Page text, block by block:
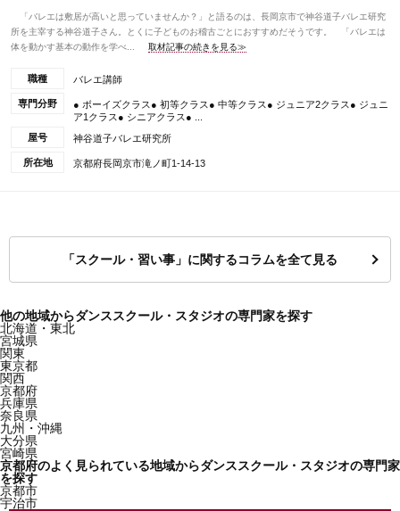
「バレエは敷居が高いと思っていませんか？」と語るのは、長岡京市で神谷道子バレエ研究
所を主宰する神谷道子さん。とくに子どものお稽古ごとにおすすめだそうです。 「バレエは
体を動かす基本の動作を学べ...
取材記事の続きを見る≫
職種 バレエ講師
専門分野
● ボーイズクラス● 初等クラス● 中等クラス● ジュニア2クラス● ジュニ
ア1クラス● シニアクラス● ...
屋号
神谷道子バレエ研究所
所在地 京都府長岡京市滝ノ町1-14-13
「スクール・習い事」に関するコラムを全て見る
他の地域からダンススクール・スタジオの専門家を探す
北海道・東北
宮城県
関東
東京都
関西
京都府
兵庫県
奈良県
九州・沖縄
大分県
宮崎県
京都府のよく見られている地域からダンススクール・スタジオの専門家
を探す
京都市
宇治市